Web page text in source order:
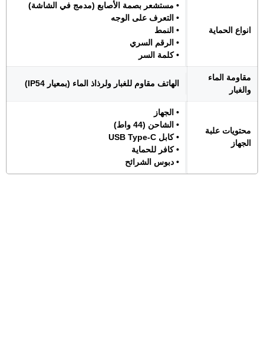
انواع الحماية
• مستشعر بصمة الأصابع (مدمج في الشاشة)
• التعرف على الوجه
• النمط
• الرقم السري
• كلمة السر
مقاومة الماء
والغبار
الهاتف مقاوم للغبار ولرذاذ الماء (بمعيار IP54)
محتويات علبة
الجهاز
• الجهاز
• الشاحن (44 واط)
• كابل USB Type-C
• كافر للحماية
• دبوس الشرائح